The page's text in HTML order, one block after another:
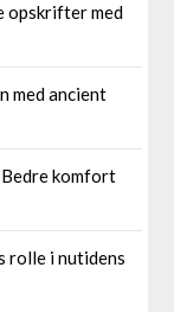
opskrifter med
med ancient
komfort
rolle i nutidens